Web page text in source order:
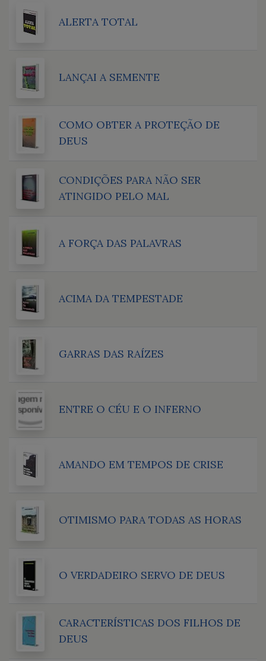
ALERTA TOTAL
LANÇAI A SEMENTE
COMO OBTER A PROTEÇÃO DE
DEUS
CONDIÇÕES PARA NÃO SER
ATINGIDO PELO MAL
A FORÇA DAS PALAVRAS
ACIMA DA TEMPESTADE
GARRAS DAS RAÍZES
ENTRE O CÉU E O INFERNO
AMANDO EM TEMPOS DE CRISE
OTIMISMO PARA TODAS AS HORAS
O VERDADEIRO SERVO DE DEUS
CARACTERÍSTICAS DOS FILHOS DE
DEUS